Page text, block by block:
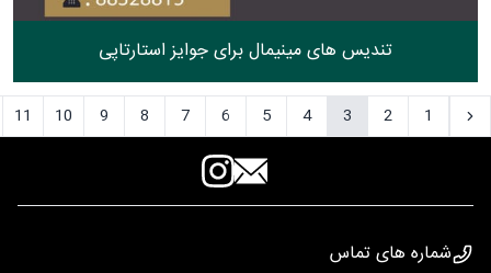
تندیس‌ های مینیمال برای جوایز استارتاپی
1
2
3
4
5
6
7
8
9
10
11
شماره های تماس